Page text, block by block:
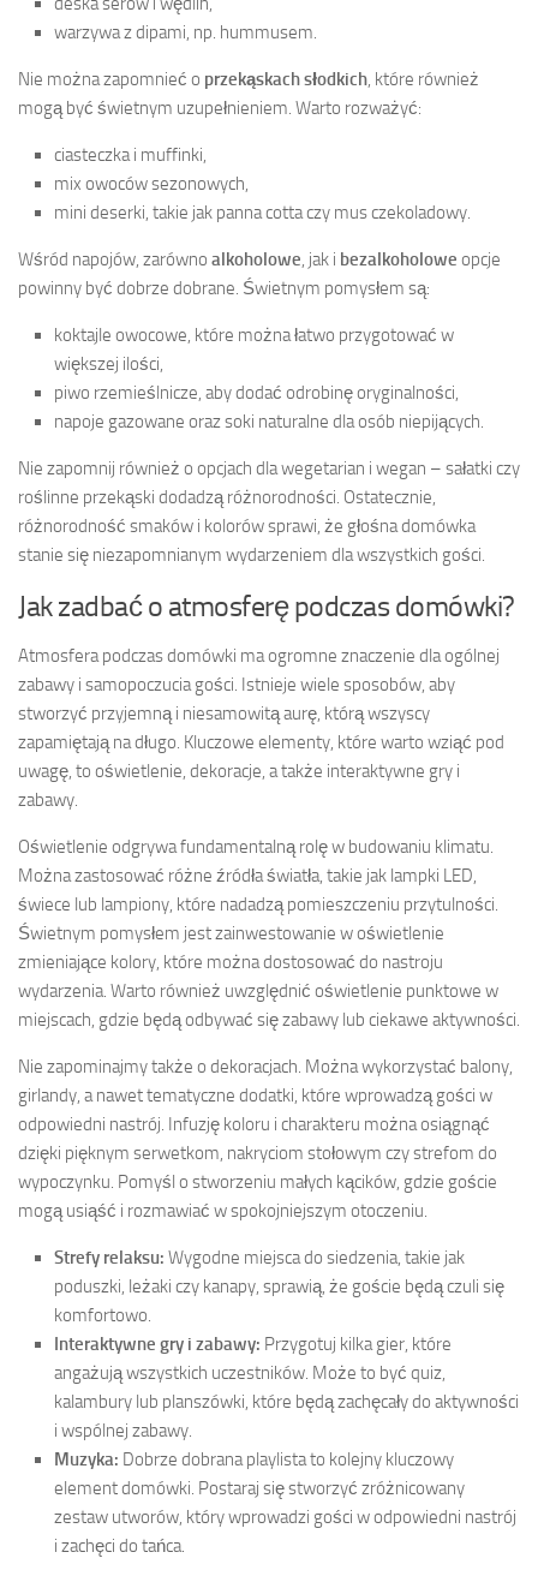
warzywa z dipami, np. hummusem.
Nie można zapomnieć o przekąskach słodkich, które również
mogą być świetnym uzupełnieniem. Warto rozważyć:
ciasteczka i muffinki,
mix owoców sezonowych,
mini deserki, takie jak panna cotta czy mus czekoladowy.
Wśród napojów, zarówno alkoholowe, jak i bezalkoholowe opcje
powinny być dobrze dobrane. Świetnym pomysłem są:
koktajle owocowe, które można łatwo przygotować w
większej ilości,
piwo rzemieślnicze, aby dodać odrobinę oryginalności,
napoje gazowane oraz soki naturalne dla osób niepijących.
Nie zapomnij również o opcjach dla wegetarian i wegan – sałatki czy
roślinne przekąski dodadzą różnorodności. Ostatecznie,
różnorodność smaków i kolorów sprawi, że głośna domówka
stanie się niezapomnianym wydarzeniem dla wszystkich gości.
Jak zadbać o atmosferę podczas domówki?
Atmosfera podczas domówki ma ogromne znaczenie dla ogólnej
zabawy i samopoczucia gości. Istnieje wiele sposobów, aby
stworzyć przyjemną i niesamowitą aurę, którą wszyscy
zapamiętają na długo. Kluczowe elementy, które warto wziąć pod
uwagę, to oświetlenie, dekoracje, a także interaktywne gry i
zabawy.
Oświetlenie odgrywa fundamentalną rolę w budowaniu klimatu.
Można zastosować różne źródła światła, takie jak lampki LED,
świece lub lampiony, które nadadzą pomieszczeniu przytulności.
Świetnym pomysłem jest zainwestowanie w oświetlenie
zmieniające kolory, które można dostosować do nastroju
wydarzenia. Warto również uwzględnić oświetlenie punktowe w
miejscach, gdzie będą odbywać się zabawy lub ciekawe aktywności.
Nie zapominajmy także o dekoracjach. Można wykorzystać balony,
girlandy, a nawet tematyczne dodatki, które wprowadzą gości w
odpowiedni nastrój. Infuzję koloru i charakteru można osiągnąć
dzięki pięknym serwetkom, nakryciom stołowym czy strefom do
wypoczynku. Pomyśl o stworzeniu małych kącików, gdzie goście
mogą usiąść i rozmawiać w spokojniejszym otoczeniu.
Strefy relaksu: Wygodne miejsca do siedzenia, takie jak
poduszki, leżaki czy kanapy, sprawią, że goście będą czuli się
komfortowo.
Interaktywne gry i zabawy: Przygotuj kilka gier, które
angażują wszystkich uczestników. Może to być quiz,
kalambury lub planszówki, które będą zachęcały do aktywności
i wspólnej zabawy.
Muzyka: Dobrze dobrana playlista to kolejny kluczowy
element domówki. Postaraj się stworzyć zróżnicowany
zestaw utworów, który wprowadzi gości w odpowiedni nastrój
i zachęci do tańca.